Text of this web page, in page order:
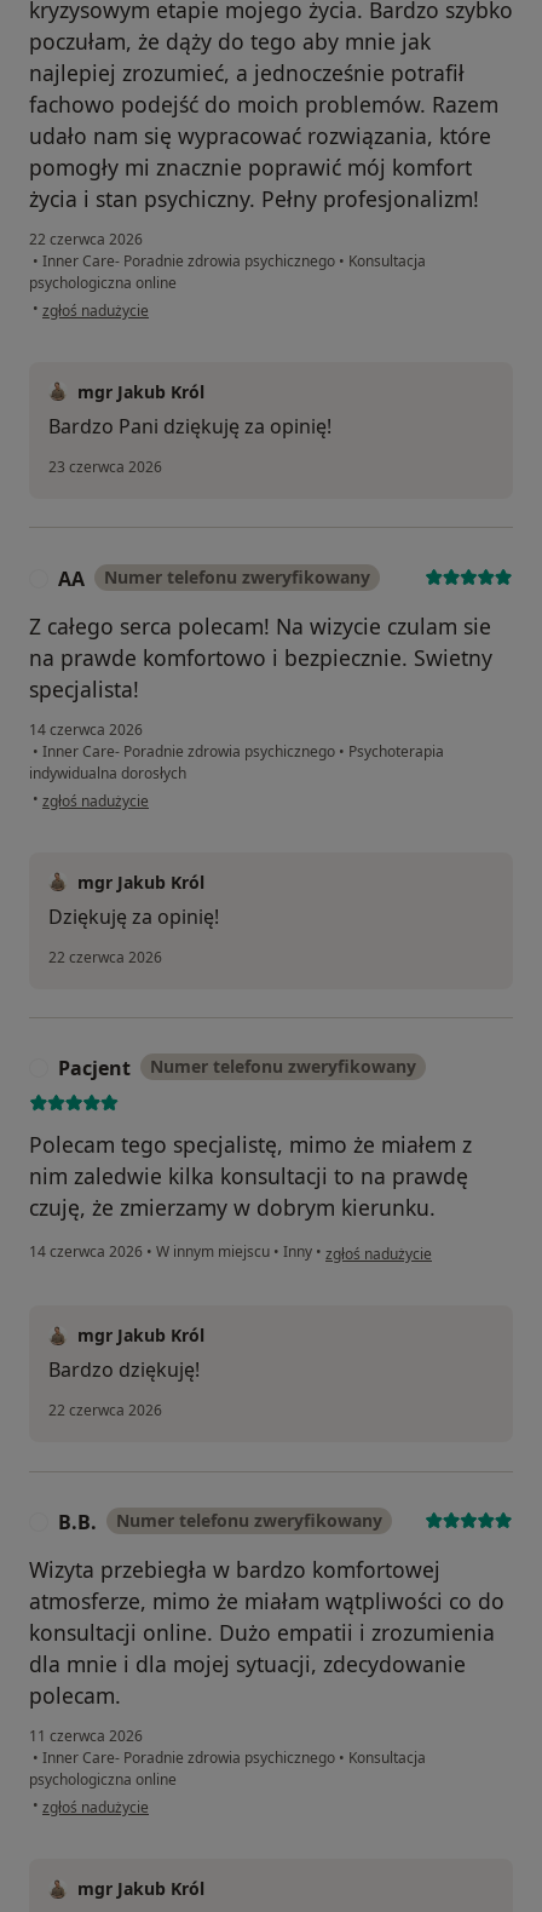
kryzysowym etapie mojego życia. Bardzo szybko
poczułam, że dąży do tego aby mnie jak
najlepiej zrozumieć, a jednocześnie potrafił
fachowo podejść do moich problemów. Razem
udało nam się wypracować rozwiązania, które
pomogły mi znacznie poprawić mój komfort
życia i stan psychiczny. Pełny profesjonalizm!
22 czerwca 2026
• Inner Care- Poradnie zdrowia psychicznego • Konsultacja
psychologiczna online
• w opinii użytkownika W.Z.
zgłoś nadużycie
mgr Jakub Król
Bardzo Pani dziękuję za opinię!
23 czerwca 2026
AA Numer telefonu zweryfikowany
Z całego serca polecam! Na wizycie czulam sie
na prawde komfortowo i bezpiecznie. Swietny
specjalista!
14 czerwca 2026
• Inner Care- Poradnie zdrowia psychicznego • Psychoterapia
indywidualna dorosłych
• w opinii użytkownika AA
zgłoś nadużycie
mgr Jakub Król
Dziękuję za opinię!
22 czerwca 2026
Pacjent Numer telefonu zweryfikowany
Polecam tego specjalistę, mimo że miałem z
nim zaledwie kilka konsultacji to na prawdę
czuję, że zmierzamy w dobrym kierunku.
14 czerwca 2026 • W innym miejscu • Inny • w opinii użytkownika Pacjent
zgłoś nadużycie
mgr Jakub Król
Bardzo dziękuję!
22 czerwca 2026
B.B. Numer telefonu zweryfikowany
Wizyta przebiegła w bardzo komfortowej
atmosferze, mimo że miałam wątpliwości co do
konsultacji online. Dużo empatii i zrozumienia
dla mnie i dla mojej sytuacji, zdecydowanie
polecam.
11 czerwca 2026
• Inner Care- Poradnie zdrowia psychicznego • Konsultacja
psychologiczna online
• w opinii użytkownika B.B.
zgłoś nadużycie
mgr Jakub Król